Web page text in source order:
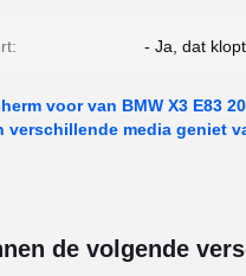
- Ja, dat klopt.
voor van BMW X3 E83
verschillende media geniet
de volgende